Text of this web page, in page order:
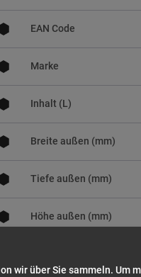
EAN Code
Marke
Inhalt (L)
Breite außen (mm)
Tiefe außen (mm)
Höhe außen (mm)
wir über Sie sammeln. Um